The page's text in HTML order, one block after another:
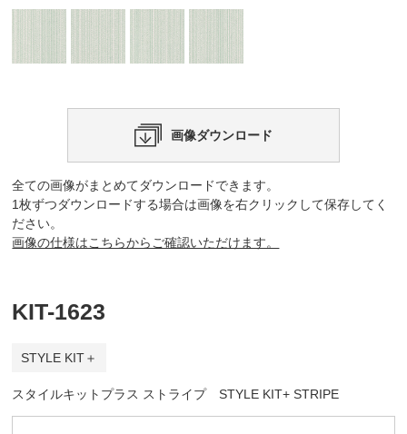
画像ダウンロード
全ての画像がまとめてダウンロードできます。
1枚ずつダウンロードする場合は画像を右クリックして保存してく
ださい。
画像の仕様はこちらからご確認いただけます。
KIT-1623
STYLE KIT＋
スタイルキットプラス ストライプ STYLE KIT+ STRIPE